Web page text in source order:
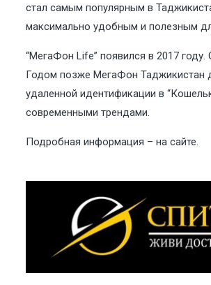
стал самым популярным в
максимально удобным и полезным
“МегаФон Life” появился в 2017
Годом позже МегаФон Таджикистан
удаленной идентификации в
современными трендами.
Подробная информация – на сайте.